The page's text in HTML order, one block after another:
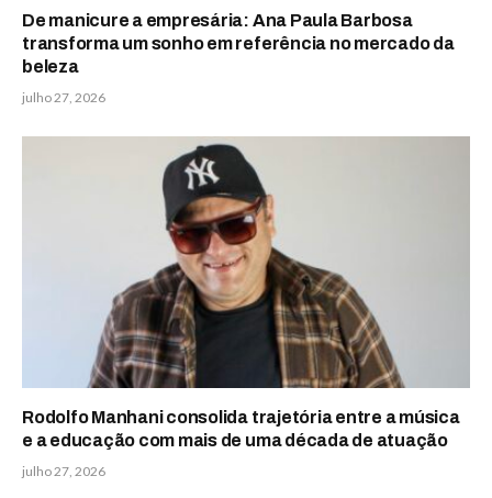
De manicure a empresária: Ana Paula Barbosa
transforma um sonho em referência no mercado da
beleza
julho 27, 2026
Rodolfo Manhani consolida trajetória entre a música
e a educação com mais de uma década de atuação
julho 27, 2026